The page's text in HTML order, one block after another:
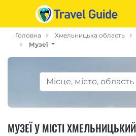
Головна Хмельницька область
Музеї
МУЗЕЇ У МІСТІ ХМЕЛЬНИЦЬКИЙ